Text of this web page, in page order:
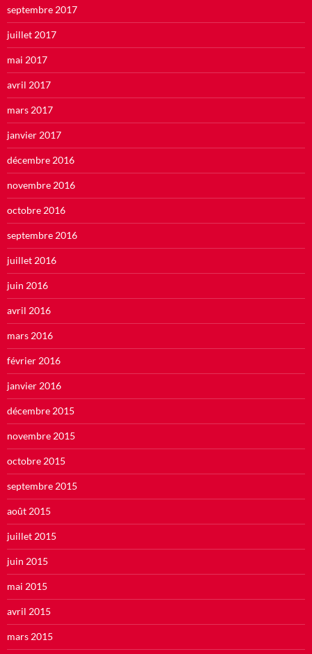
septembre 2017
juillet 2017
mai 2017
avril 2017
mars 2017
janvier 2017
décembre 2016
novembre 2016
octobre 2016
septembre 2016
juillet 2016
juin 2016
avril 2016
mars 2016
février 2016
janvier 2016
décembre 2015
novembre 2015
octobre 2015
septembre 2015
août 2015
juillet 2015
juin 2015
mai 2015
avril 2015
mars 2015